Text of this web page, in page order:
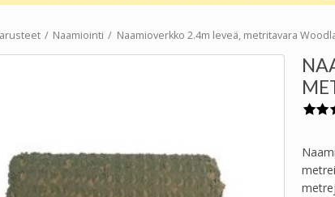
Naamiointi Naamioverkko 2.4m leveä, metritavara